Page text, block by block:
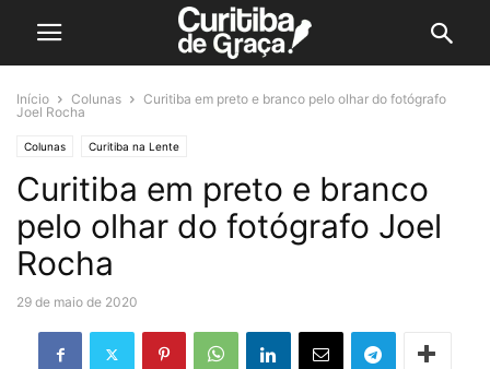
Início Colunas
Curitiba em preto e branco pelo olhar do fotógrafo
Joel Rocha
Colunas Curitiba na Lente
Curitiba em preto e branco
pelo olhar do fotógrafo Joel
Rocha
29 de maio de 2020